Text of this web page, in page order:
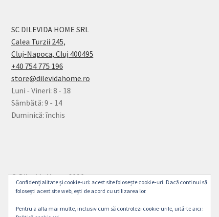
SC DILEVIDA HOME SRL
Calea Turzii 245,
Cluj-Napoca, Cluj 400495
+40 754 775 196
store@dilevidahome.ro
Luni - Vineri: 8 - 18
Sâmbătă: 9 - 14
Duminică: închis
© Dilevida Home 2026
Politică de Confidențialitate
Construit cu
Confidențialitate și cookie-uri: acest site folosește cookie-uri. Dacă continui să
folosești acest site web, ești de acord cu utilizarea lor.
Pentru a afla mai multe, inclusiv cum să controlezi cookie-urile, uită-te aici: